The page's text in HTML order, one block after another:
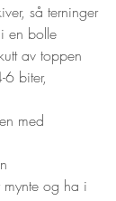
så terninger
en bolle
av toppen
biter,
med
mynte og ha i